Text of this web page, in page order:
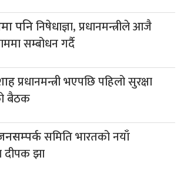
पनिनिषेधाज्ञा, प्रधानमन्त्रीले आजै
सम्बोधन गर्दै
प्रधानमन्त्री भएपछि पहिलो सुरक्षा
बैठक
समिति भारतको नयाँ
दीपक झा